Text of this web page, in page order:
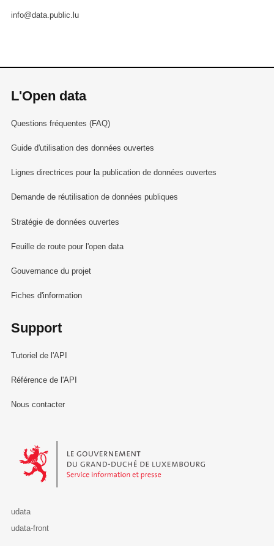
info@data.public.lu
L'Open data
Questions fréquentes (FAQ)
Guide d'utilisation des données ouvertes
Lignes directrices pour la publication de données ouvertes
Demande de réutilisation de données publiques
Stratégie de données ouvertes
Feuille de route pour l'open data
Gouvernance du projet
Fiches d'information
Support
Tutoriel de l'API
Référence de l'API
Nous contacter
Le Gouvernement du Grand-Duché de Luxembourg - Service
udata
udata-front